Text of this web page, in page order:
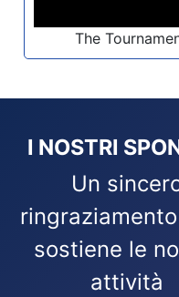
The
I NOSTRI
Un
sostiene le
attività